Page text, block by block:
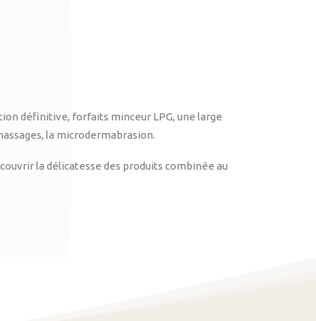
définitive, forfaits minceur LPG, une large
la microdermabrasion.
la délicatesse des produits combinée au